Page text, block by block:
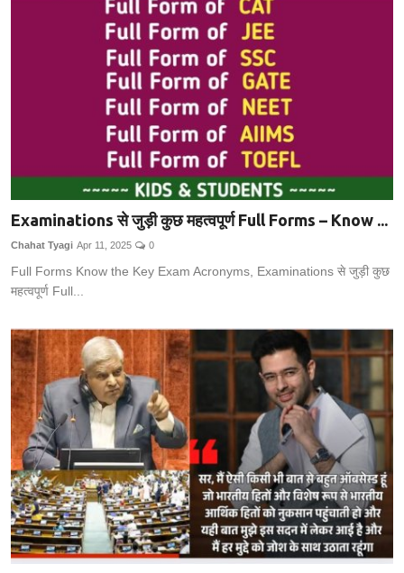
Examinations से जुड़ी कुछ महत्वपूर्ण Full Forms – Know ...
Chahat Tyagi Apr 11, 2025 0
Full Forms Know the Key Exam Acronyms, Examinations से जुड़ी कुछ
महत्वपूर्ण Full...